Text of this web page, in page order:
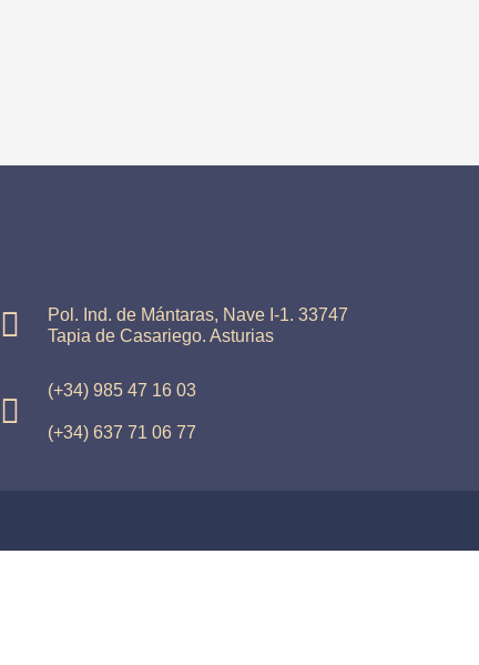
Pol. Ind. de Mántaras, Nave I-1. 33747
Tapia de Casariego. Asturias
(+34) 985 47 16 03
(+34) 637 71 06 77